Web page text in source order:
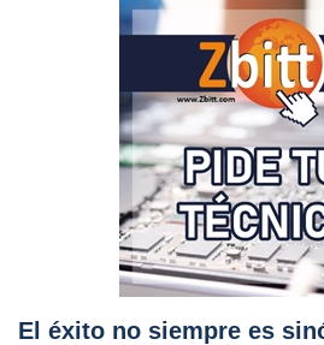
El éxito no siempre es